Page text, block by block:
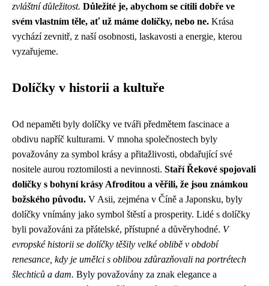
zvláštní důležitost. Důležité je, abychom se cítili dobře ve
svém vlastním těle, ať už máme dolíčky, nebo ne. Krása
vychází zevnitř, z naší osobnosti, laskavosti a energie, kterou
vyzařujeme.
Dolíčky v historii a kultuře
Od nepaměti byly dolíčky ve tváři předmětem fascinace a
obdivu napříč kulturami. V mnoha společnostech byly
považovány za symbol krásy a přitažlivosti, obdařující své
nositele aurou roztomilosti a nevinnosti. Staří Řekové spojovali
dolíčky s bohyní krásy Afroditou a věřili, že jsou známkou
božského původu. V Asii, zejména v Číně a Japonsku, byly
dolíčky vnímány jako symbol štěstí a prosperity. Lidé s dolíčky
byli považováni za přátelské, přístupné a důvěryhodné. V
evropské historii se dolíčky těšily velké oblibě v období
renesance, kdy je umělci s oblibou zdůrazňovali na portrétech
šlechticů a dam. Byly považovány za znak elegance a